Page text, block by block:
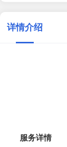
详情介绍
服务详情